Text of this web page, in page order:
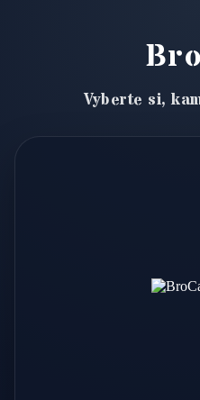
Bro
Vyberte si,